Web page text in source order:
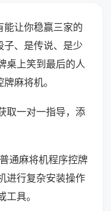
让你稳赢三家的
、是传说、是少
桌上笑到最后的人
麻将机。
取一对一指导，添
通麻将机程序控牌
进行复杂安装操作
具。